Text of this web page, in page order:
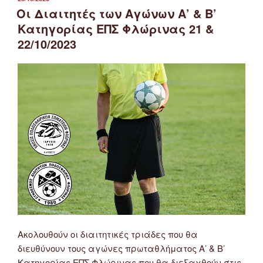
ΣΤΙΣ
Οι Διαιτητές των Αγώνων Α’ & Β’
Κατηγορίας ΕΠΣ Φλώρινας 21 &
22/10/2023
Ακολουθούν οι διαιτητικές τριάδες που θα
διευθύνουν τους αγώνες πρωταθλήματος Α’ & Β’